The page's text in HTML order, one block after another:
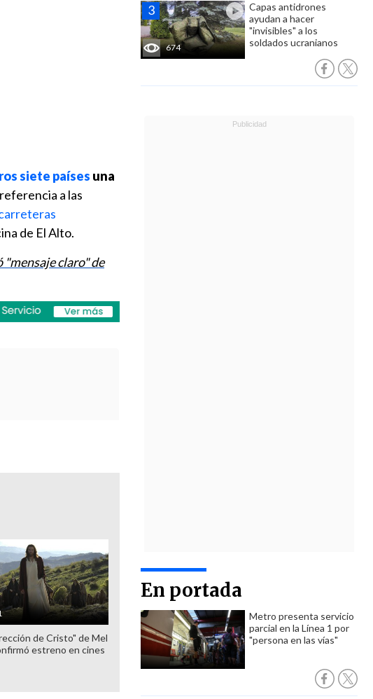
674
Capas antidrones
ayudan a hacer
"invisibles" a los
soldados ucranianos
En portada
Metro presenta servicio
parcial en la Línea 1 por
"persona en las vías"
siete países una
a las
de El Alto.
"mensaje claro" de
de Cristo" de Mel
estreno en cines